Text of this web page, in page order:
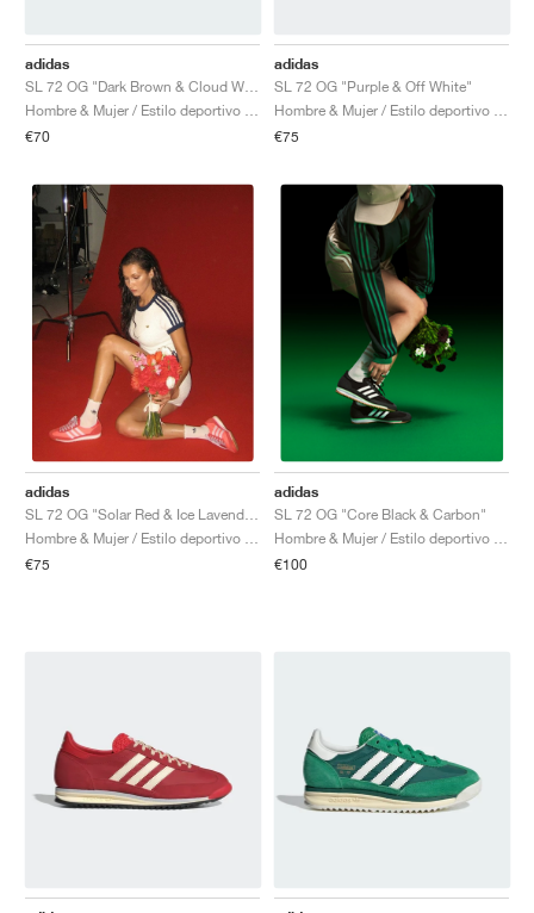
adidas
SL 72 OG "Dark Brown & Cloud White"
Hombre & Mujer / Estilo deportivo / Zapatos
€70
adidas
SL 72 OG "Purple & Off White"
Hombre & Mujer / Estilo deportivo / Zapatos
€75
adidas
€75
adidas
SL 72 OG "Core Black & Carbon"
€100